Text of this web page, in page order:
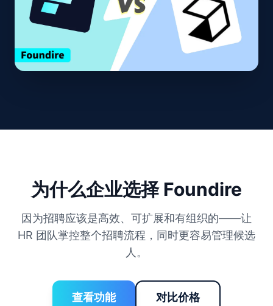
为什么企业选择 Foundire
因为招聘应该是高效、可扩展和有组织的——让
HR 团队掌控整个招聘流程，同时更容易管理候选
人。
查看功能 对比价格